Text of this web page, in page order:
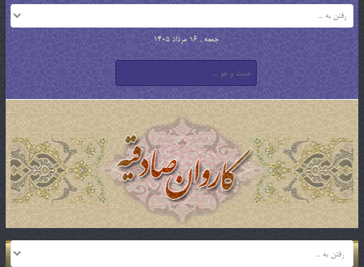
جمعه , 16 مرداد 1405